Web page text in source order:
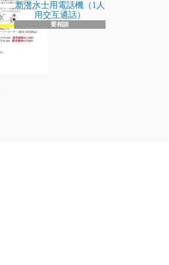
新潜水士用電話機（1人
用交互通話）
要相談